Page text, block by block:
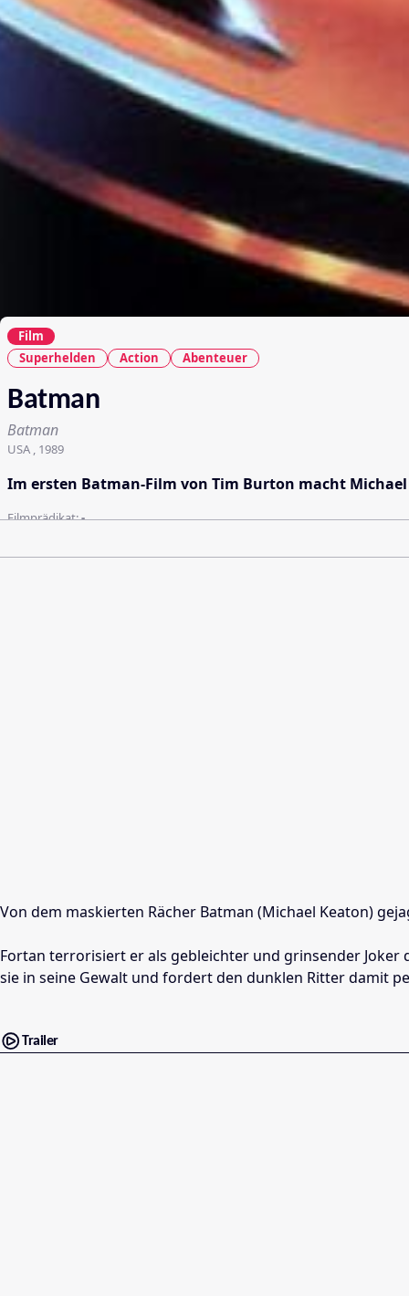
Film
Superhelden
Action Abenteuer
Batman
Batman
USA , 1989
Im ersten Batman-Film von Tim Burton macht
Filmprädikat:-
Von dem maskierten Rächer Batman (Michael Keaton)
Fortan terrorisiert er als gebleichter und grinsender Joker
sie in seine Gewalt und fordert den dunklen Ritter damit
Trailer